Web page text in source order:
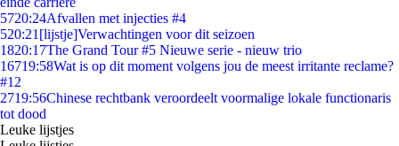
5720:24Afvallen met injecties #4
520:21 [lijstje]Verwachtingen voor dit seizoen
1820:17The Grand Tour #5 Nieuwe serie - nieuw trio
16719:58Wat is op dit moment volgens jou de meest irritante reclame?
#12
2719:56Chinese rechtbank veroordeelt voormalige lokale functionaris
tot dood
Leuke lijstjes